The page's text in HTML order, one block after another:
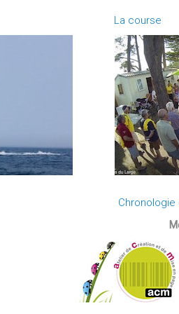
La course
Chronologie